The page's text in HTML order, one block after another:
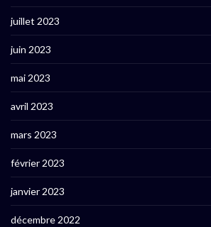
juillet 2023
juin 2023
mai 2023
avril 2023
mars 2023
février 2023
janvier 2023
décembre 2022